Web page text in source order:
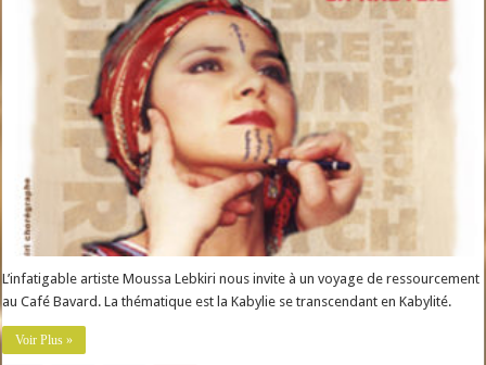
L’infatigable artiste Moussa Lebkiri nous invite à un voyage de ressourcement
au Café Bavard. La thématique est la Kabylie se transcendant en Kabylité.
Voir Plus »